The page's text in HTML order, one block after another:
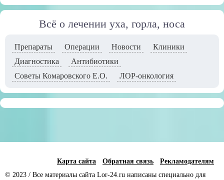
Всё о лечении уха, горла, носа
Препараты Операции Новости
Клиники
Диагностика
Антибиотики
Советы Комаровского Е.О.
ЛОР-онкология
Карта сайта Обратная связь
Рекламодателям
© 2023 / Все материалы сайта Lor-24.ru написаны специально для